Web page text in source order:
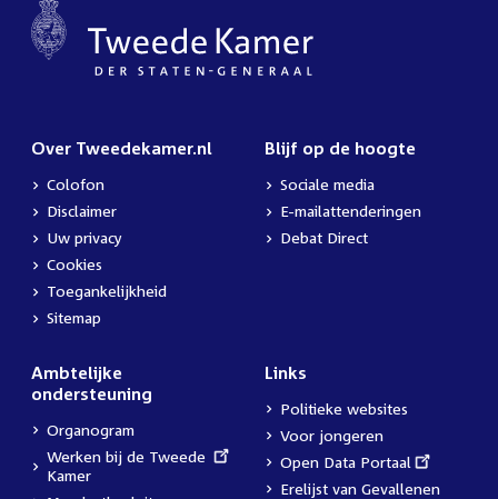
Over Tweedekamer.nl
Colofon
Disclaimer
Uw privacy
Cookies
Toegankelijkheid
Sitemap
Blijf op de hoogte
Sociale media
E-mailattenderingen
Debat Direct
Ambtelijke
ondersteuning
Organogram
External
link:
Werken bij de Tweede
Kamer
Links
Politieke websites
Voor jongeren
External
link:
Open Data Portaal
Erelijst van Gevallenen